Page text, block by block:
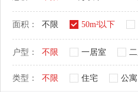
面积： 不限 50m²以下
户型： 不限 一居室
类型： 不限 住宅 公寓